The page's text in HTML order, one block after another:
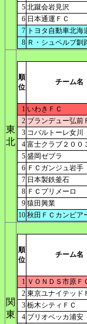
5 北蹴会岩見沢
6 日本通運ＦＣ
7 トヨタ自動車北海
8 Ｒ・シュペルブ釧
東
北
順
位
チーム名
1 いわきＦＣ
2 ブランデュー弘前
3 コバルトーレ女川
4 富士クラブ２００
5 盛岡ゼブラ
6 ＦＣガンジュ岩手
7 日本製鉄釜石
8 ＦＣプリメーロ
9 猿田興業
10 秋田ＦＣカンビア
関
東
順
位
チーム名
1 ＶＯＮＤＳ市原Ｆ
2 東京ユナイテッド
3 栃木シティＦＣ
4 ブリオベッカ浦安